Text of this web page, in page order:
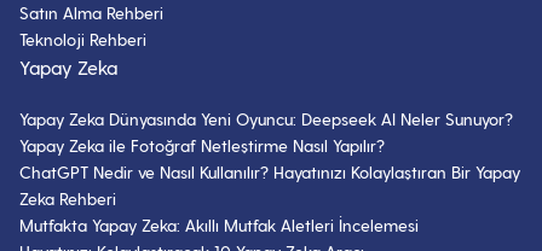
Satın Alma Rehberi
Teknoloji Rehberi
Yapay Zeka
Yapay Zeka Dünyasında Yeni Oyuncu: Deepseek AI Neler Sunuyor?
Yapay Zeka ile Fotoğraf Netleştirme Nasıl Yapılır?
ChatGPT Nedir ve Nasıl Kullanılır? Hayatınızı Kolaylaştıran Bir Yapay
Zeka Rehberi
Mutfakta Yapay Zeka: Akıllı Mutfak Aletleri İncelemesi